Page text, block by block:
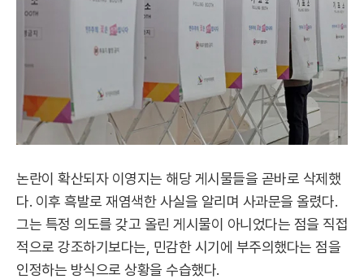
논란이 확산되자 이영지는 해당 게시물들을 곧바로 삭제했
다. 이후 흑발로 재염색한 사실을 알리며 사과문을 올렸다.
그는 특정 의도를 갖고 올린 게시물이 아니었다는 점을 직접
적으로 강조하기보다는, 민감한 시기에 부주의했다는 점을
인정하는 방식으로 상황을 수습했다.